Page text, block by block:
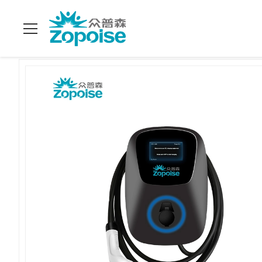
Do domu > produkty > Punkt ładowania pojazdów